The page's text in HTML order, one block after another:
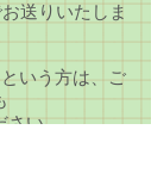
送りいたしま
いう方は、ご
さい。